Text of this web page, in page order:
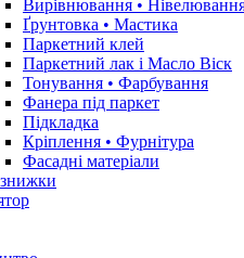
Вирівнювання •
Ґрунтовкa • Мастика
Паркетний клей
Паркетний лак і Масло Віск
Тонування • Фарбування
Фанера під паркет
Підкладка
Кріплення • Фурнітура
Фасадні матеріали
знижки